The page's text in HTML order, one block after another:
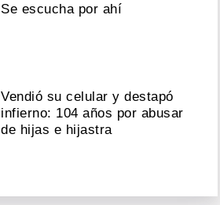
Se escucha por ahí
Vendió su celular y destapó
infierno: 104 años por abusar
de hijas e hijastra